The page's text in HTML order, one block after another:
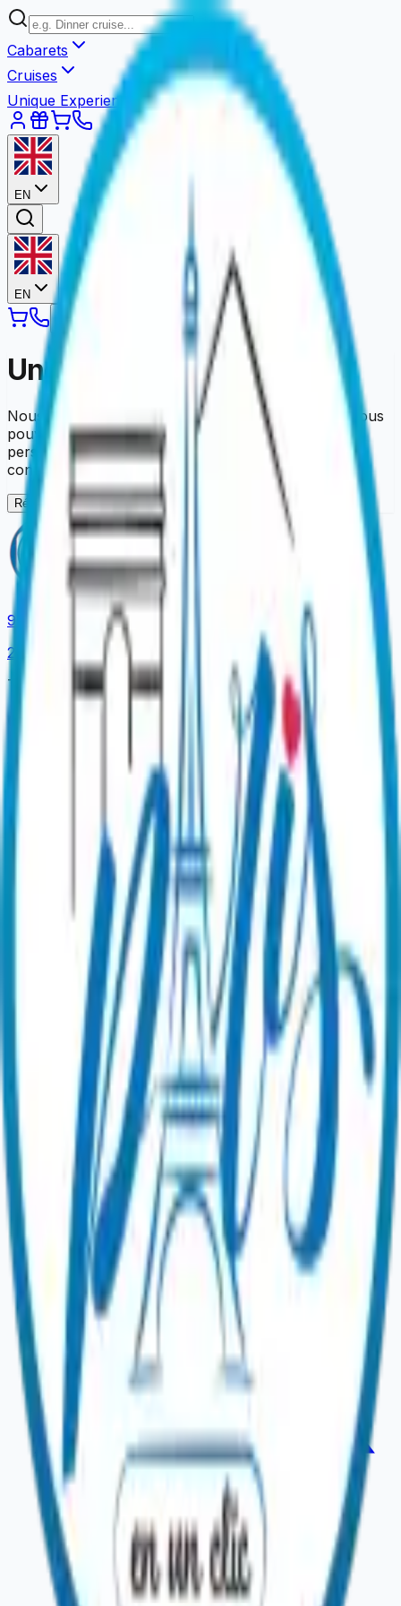
Cabarets
Cruises
Unique Experiences
EN
EN
Une erreur est survenue
Nous sommes désolés pour la gêne occasionnée. Vous
pouvez réessayer dans un instant. Si le problème
persiste, contactez-nous en précisant la page
concernée.
Réessayer
9.4/ 10
2,981
The official platform to book your Parisian experiences.
Our Experiences
Dinner Shows Dinner Cruises
Tastings
Unusual ToursGift Ideas
Use my gift card Guides & News Become a partner
Contact our team!
General Terms of Sale Legal Notice Privacy PolicyReview
Management Policy
Cookie preferences
Paris en un Clic.All rights reserved.